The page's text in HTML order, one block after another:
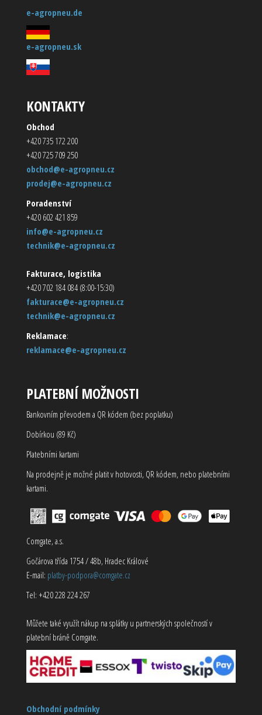
e-agropneu.de
e-agropneu.sk
KONTAKTY
Obchod
+420 735 172 200
+420 725 709 250
obchod@e-agropneu.cz
prodej@e-agropneu.cz
Poradenství
+420 602 421 859
info@e-agropneu.cz
technik@e-agropneu.cz
Fakturace, logistika
+420 702 184 084 (8:00-15:30)
fakturace@e-agropneu.cz
technik@e-agropneu.cz
Reklamace:
reklamace@e-agropneu.cz
PLATEBNÍ MOŽNOSTI
Bankovním převodem a QR kódem (bez poplatku)
Dobírkou (89 Kč)
Platebními kartami
Na prodejně je možné platit v hotovosti, QR kódem, nebo platebními
kartami.
Comgate, a.s.
Gočárova třída 1754 / 48b, Hradec Králové
E-mail: platby-podpora@comgate.cz
Tel: +420 228 224 267
Můžete také využít nákup na splátky u partnerských společností v
platební bráně Comgate.
Obchodní podmínky